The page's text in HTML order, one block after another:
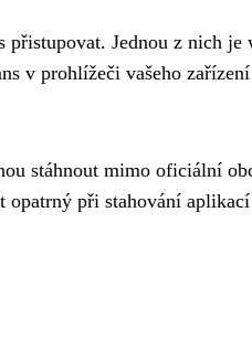
Jednou z nich
v prohlížeči vašeho
stáhnout mimo oficiální
při stahování